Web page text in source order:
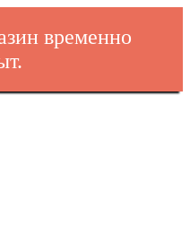
временно